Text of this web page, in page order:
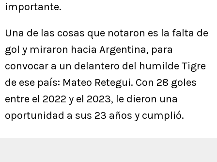
importante.
Una de las cosas que notaron es la falta de
gol y miraron hacia Argentina, para
convocar a un delantero del humilde Tigre
de ese país: Mateo Retegui. Con 28 goles
entre el 2022 y el 2023, le dieron una
oportunidad a sus 23 años y cumplió.